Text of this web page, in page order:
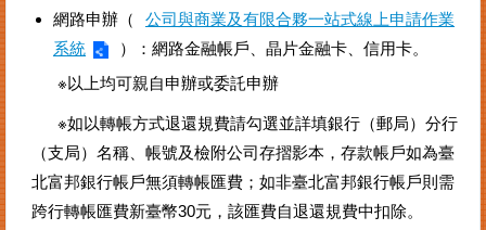
網路申辦（
公司與商業及有限合夥一站式線上申請作業
系統
）：網路金融帳戶、晶片金融卡、信用卡。
※以上均可親自申辦或委託申辦
※如以轉帳方式退還規費請勾選並詳填銀行（郵局）分行
（支局）名稱、帳號及檢附公司存摺影本，存款帳戶如為臺
北富邦銀行帳戶無須轉帳匯費；如非臺北富邦銀行帳戶則需
跨行轉帳匯費新臺幣30元，該匯費自退還規費中扣除。